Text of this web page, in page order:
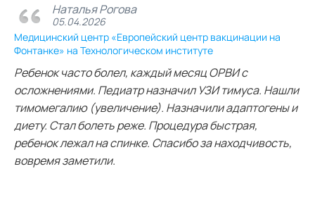
Наталья Рогова
05.04.2026
Медицинский центр «Европейский центр вакцинации на
Фонтанке» на Технологическом институте
Ребенок часто болел, каждый месяц ОРВИ с
осложнениями. Педиатр назначил УЗИ тимуса. Нашли
тимомегалию (увеличение). Назначили адаптогены и
диету. Стал болеть реже. Процедура быстрая,
ребенок лежал на спинке. Спасибо за находчивость,
вовремя заметили.